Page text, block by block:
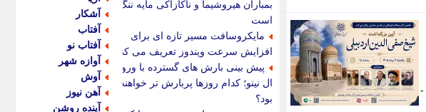
-
بمباران هیروشیما و ناکازاکی مایه ننگ
است
مایکروسافت مسیر تازه ای برای
افزایش سرعت ویندوز تعریف می کند
پیش بینی بارش های گسترده با ورود
ال نینو؛ کدام روزها پربارش تر خواهند
بود؟
آشکار
آفتاب
آفتاب نو
آوازه شهر
آوش
آهن نیوز
آینده روشن